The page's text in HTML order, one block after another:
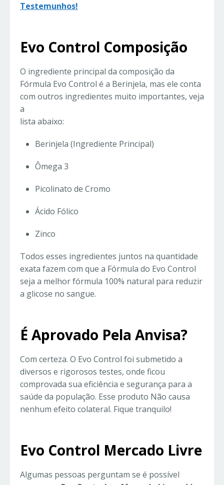
Testemunhos!
Evo Control Composição
O ingrediente principal da composição da
Fórmula Evo Control é a Berinjela, mas ele conta
com outros ingredientes muito importantes, veja
a
lista abaixo:
Berinjela (Ingrediente Principal)
Ômega 3
Picolinato de Cromo
Ácido Fólico
Zinco
Todos esses ingredientes juntos na quantidade
exata fazem com que a Fórmula do Evo Control
seja a melhor fórmula 100% natural para reduzir
a glicose no sangue.
É Aprovado Pela Anvisa?
Com certeza. O Evo Control foi submetido a
diversos e rigorosos testes, onde ficou
comprovada sua eficiência e segurança para a
saúde da população. Esse produto Não causa
nenhum efeito colateral. Fique tranquilo!
Evo Control Mercado Livre
Algumas pessoas perguntam se é possível